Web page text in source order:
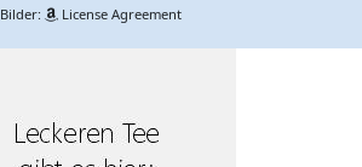
Bilder: License Agreement